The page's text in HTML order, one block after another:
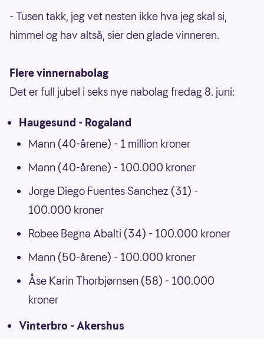
- Tusen takk, jeg vet nesten ikke hva jeg skal si,
himmel og hav altså, sier den glade vinneren.
Flere vinnernabolag
Det er full jubel i seks nye nabolag fredag 8. juni:
Haugesund - Rogaland
Mann (40-årene) - 1 million kroner
Mann (40-årene) - 100.000 kroner
Jorge Diego Fuentes Sanchez (31) -
100.000 kroner
Robee Begna Abalti (34) - 100.000 kroner
Mann (50-årene) - 100.000 kroner
Åse Karin Thorbjørnsen (58) - 100.000
kroner
Vinterbro - Akershus